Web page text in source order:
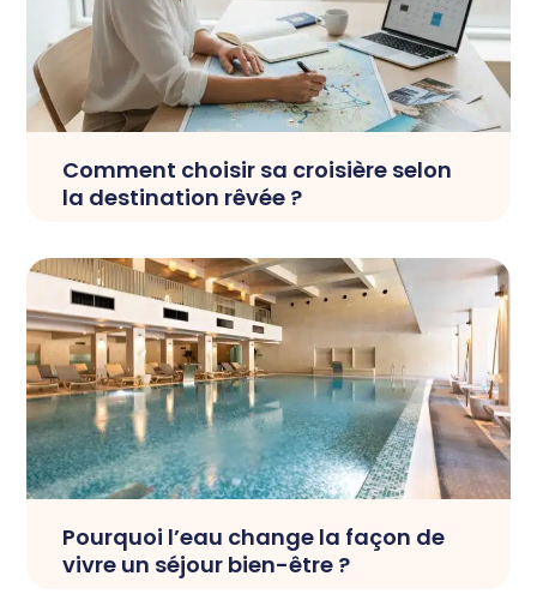
Comment choisir sa croisière selon
la destination rêvée ?
Pourquoi l’eau change la façon de
vivre un séjour bien-être ?